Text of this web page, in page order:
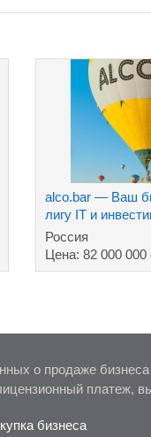
alco.bar — Ваш
лигу IT и
Россия
Цена: 82 000 000
о продаже
платеж,
бизнеса